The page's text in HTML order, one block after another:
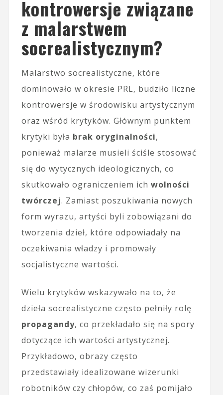
kontrowersje związane
z malarstwem
socrealistycznym?
Malarstwo socrealistyczne, które
dominowało w okresie PRL, budziło liczne
kontrowersje w środowisku artystycznym
oraz wśród krytyków. Głównym punktem
krytyki była brak oryginalności,
ponieważ malarze musieli ściśle stosować
się do wytycznych ideologicznych, co
skutkowało ograniczeniem ich wolności
twórczej. Zamiast poszukiwania nowych
form wyrazu, artyści byli zobowiązani do
tworzenia dzieł, które odpowiadały na
oczekiwania władzy i promowały
socjalistyczne wartości.
Wielu krytyków wskazywało na to, że
dzieła socrealistyczne często pełniły rolę
propagandy, co przekładało się na spory
dotyczące ich wartości artystycznej.
Przykładowo, obrazy często
przedstawiały idealizowane wizerunki
robotników czy chłopów, co zaś pomijało